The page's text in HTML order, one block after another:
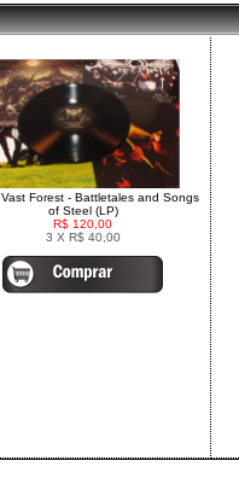
Forest - Battletales and Songs
of Steel (LP)
R$ 120,00
3 X R$ 40,00